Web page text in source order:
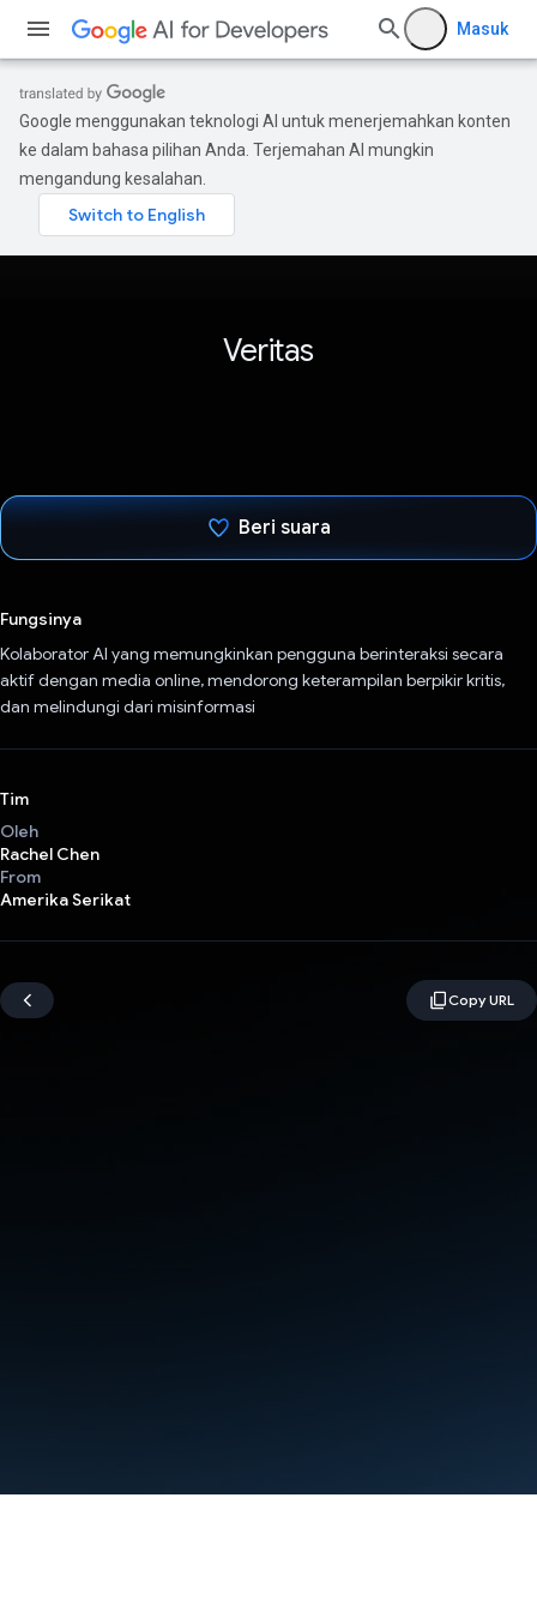
Masuk
Google menggunakan teknologi AI untuk menerjemahkan konten
ke dalam bahasa pilihan Anda. Terjemahan AI mungkin
mengandung kesalahan.
Veritas
Beri suara
Fungsinya
Kolaborator AI yang memungkinkan pengguna berinteraksi secara
aktif dengan media online, mendorong keterampilan berpikir kritis,
dan melindungi dari misinformasi
Tim
Oleh
Rachel Chen
From
Amerika Serikat